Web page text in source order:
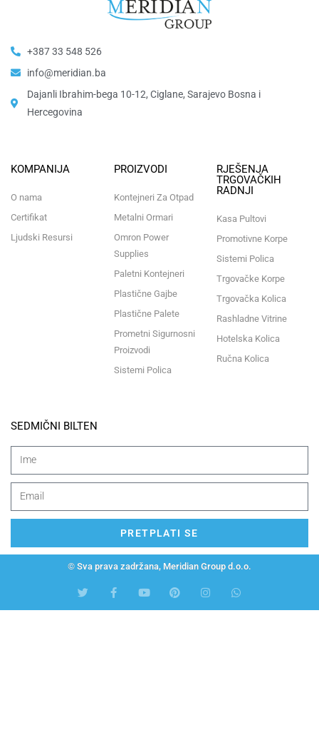
+387 33 548 526
info@meridian.ba
Dajanli Ibrahim-bega 10-12, Ciglane, Sarajevo Bosna i
Hercegovina​
KOMPANIJA
O nama
Certifikat
Ljudski Resursi
PROIZVODI
Kontejneri Za Otpad
Metalni Ormari
Omron Power
Supplies
Paletni Kontejneri
Plastične Gajbe
Plastične Palete
Prometni Sigurnosni
Proizvodi
Sistemi Polica
RJEŠENJA
TRGOVAČKIH
RADNJI
Kasa Pultovi
Promotivne Korpe
Sistemi Polica
Trgovačke Korpe
Trgovačka Kolica
Rashladne Vitrine
Hotelska Kolica
Ručna Kolica
SEDMIČNI BILTEN
PRETPLATI SE
© Sva prava zadržana, Meridian Group d.o.o.